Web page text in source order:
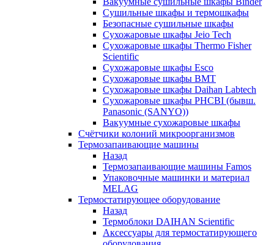
Сушильные шкафы и термошкафы
Безопасные сушильные шкафы
Сухожаровые шкафы Jeio Tech
Сухожаровые шкафы Thermo Fisher
Scientific
Сухожаровые шкафы Esco
Сухожаровые шкафы BMT
Сухожаровые шкафы Daihan Labtech
Сухожаровые шкафы PHCBI (бывш.
Panasonic (SANYO))
Вакуумные сухожаровые шкафы
Счётчики колоний микроорганизмов
Термозапаивающие машины
Назад
Термозапаивающие машины Famos
Упаковочные машинки и материал
MELAG
Термостатирующее оборудование
Назад
Термоблоки DAIHAN Scientific
Аксессуары для термостатирующего